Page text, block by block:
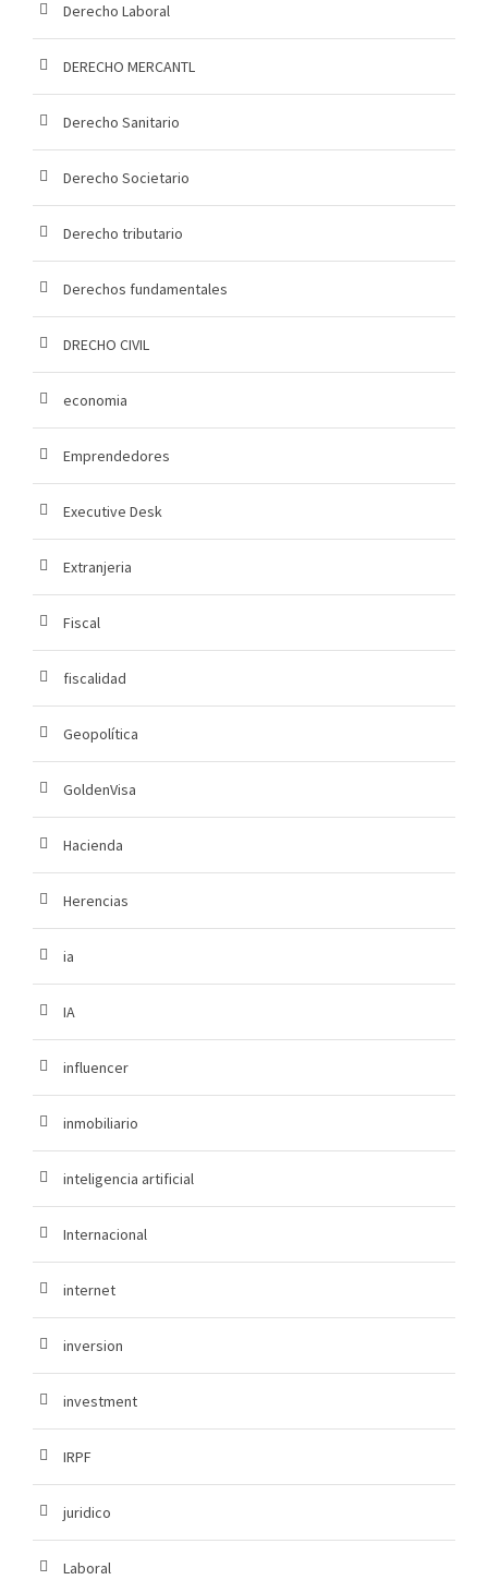
Derecho Laboral
DERECHO MERCANTL
Derecho Sanitario
Derecho Societario
Derecho tributario
Derechos fundamentales
DRECHO CIVIL
economia
Emprendedores
Executive Desk
Extranjeria
Fiscal
fiscalidad
Geopolítica
GoldenVisa
Hacienda
Herencias
ia
IA
influencer
inmobiliario
inteligencia artificial
Internacional
internet
inversion
investment
IRPF
juridico
Laboral